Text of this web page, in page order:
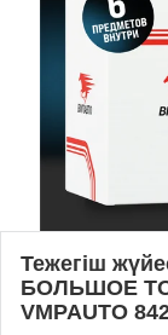
Тежегіш
БОЛЬШОЕ ТО
VMPAUTO